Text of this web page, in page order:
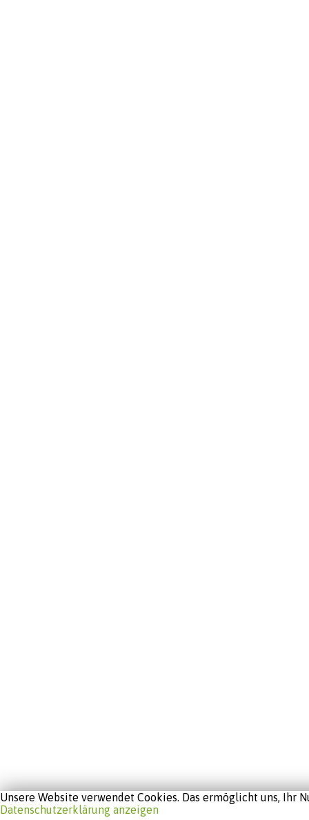
Unsere Website verwendet Cookies. Das ermöglicht uns,
Datenschutzerklärung anzeigen